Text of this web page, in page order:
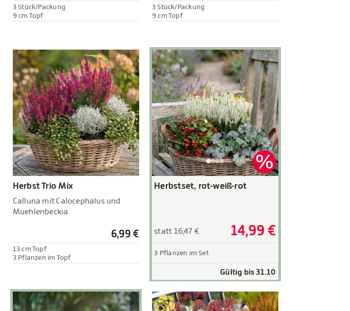
3 Stück/Packung
9 cm Topf
3 Stück/Packung
9 cm Topf
Herbst Trio Mix
Calluna mit Calocephalus und
Muehlenbeckia
6,99 €
13 cm Topf
3 Pflanzen im Topf
Herbstset, rot-weiß-rot
statt 16,47 € 14,99 €
3 Pflanzen im Set
Gültig bis 31.10